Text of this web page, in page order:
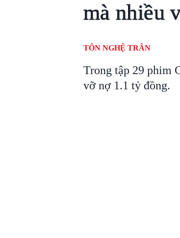
mà nhiều
TÔN NGHỆ TRÂN
Trong tập 29 phim
vỡ nợ 1.1 tỷ đồng.